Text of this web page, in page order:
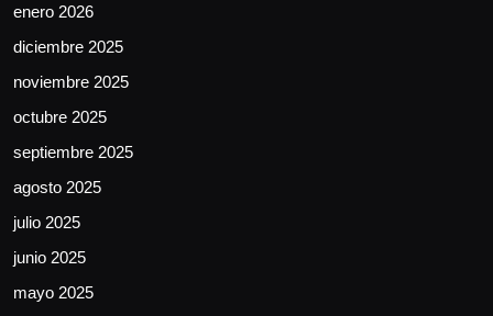
enero 2026
diciembre 2025
noviembre 2025
octubre 2025
septiembre 2025
agosto 2025
julio 2025
junio 2025
mayo 2025